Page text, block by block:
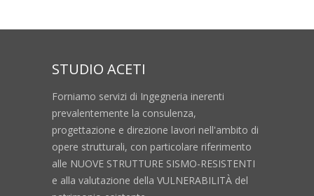
STUDIO ACETI
Forniamo servizi di Ingegneria inerenti
prevalentemente la consulenza,
progettazione e direzione lavori nell'ambito di
opere strutturali, con particolare riferimento
alle NUOVE STRUTTURE SISMO-RESISTENTI
e alla valutazione della VULNERABILITÀ del